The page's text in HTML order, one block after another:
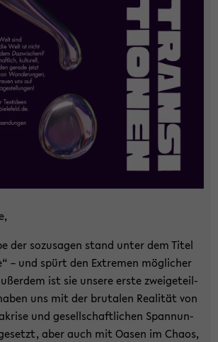
der so­zu­sa­gen stand unter dem Titel
– und spürt den Ex­tre­men mög­li­cher
ist sie un­se­re erste zwei­ge­teil­
uns mit der bru­ta­len Rea­li­tät von
und ge­sell­schaft­li­chen Span­nun­
aber auch mit Oasen im Chaos,